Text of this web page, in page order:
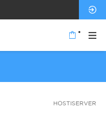
HOSTISERVER